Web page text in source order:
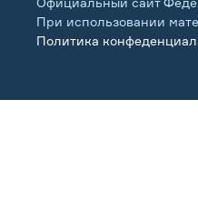
При использовании
Политика